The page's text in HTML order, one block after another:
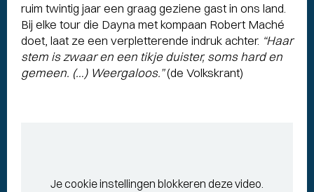
ruim twintig jaar een graag geziene gast in ons land.
Bij elke tour die Dayna met kompaan Robert Maché
doet, laat ze een verpletterende indruk achter. “Haar
stem is zwaar en een tikje duister, soms hard en
gemeen. (…) Weergaloos.”(de Volkskrant)
Je cookie instellingen blokkeren deze video.